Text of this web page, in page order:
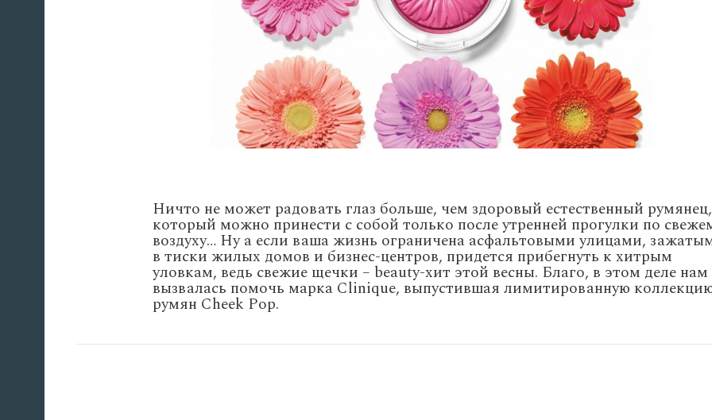
Ничто не может радовать глаз больше, чем здоровый естественный румянец,
который можно принести с собой только после утренней прогулки по
воздуху… Ну а если ваша жизнь ограничена асфальтовыми улицами,
в тиски жилых домов и бизнес-центров, придется прибегнуть к хитрым
уловкам, ведь свежие щечки – beauty-хит этой весны. Благо, в этом деле нам
вызвалась помочь марка Clinique, выпустившая лимитированную
румян Cheek Pop.